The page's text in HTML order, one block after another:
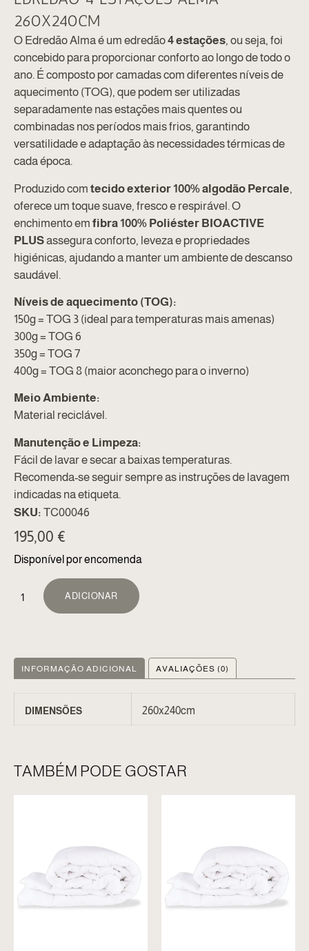
260X240CM
O Edredão Alma é um edredão4 estações, ou seja, foi
concebido para proporcionar conforto ao longo de todo o
ano. É composto por camadas com diferentes níveis de
aquecimento (TOG), que podem ser utilizadas
separadamente nas estações mais quentes ou
combinadas nos períodos mais frios, garantindo
versatilidade e adaptação às necessidades térmicas de
cada época.
Produzido com tecido exterior 100% algodão Percale,
oferece um toque suave, fresco e respirável. O
enchimento em fibra 100% Poliéster BIOACTIVE
PLUSassegura conforto, leveza e propriedades
higiénicas, ajudando a manter um ambiente de descanso
saudável.
Níveis de aquecimento (TOG):
150g = TOG 3 (ideal para temperaturas mais amenas)
300g = TOG 6
350g = TOG 7
400g = TOG 8 (maior aconchego para o inverno)
Meio Ambiente:
Material reciclável.
Manutenção e Limpeza:
Fácil de lavar e secar a baixas temperaturas.
Recomenda-se seguir sempre as instruções de lavagem
indicadas na etiqueta.
SKU: TC00046
195,00 €
Disponível por encomenda
ADICIONAR
INFORMAÇÃO ADICIONAL AVALIAÇÕES (0)
DIMENSÕES 260x240cm
TAMBÉM PODE GOSTAR